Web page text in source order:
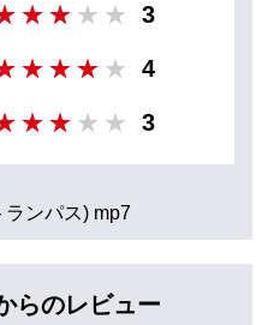
3
4
3
ンパス) mp7
らのレビュー